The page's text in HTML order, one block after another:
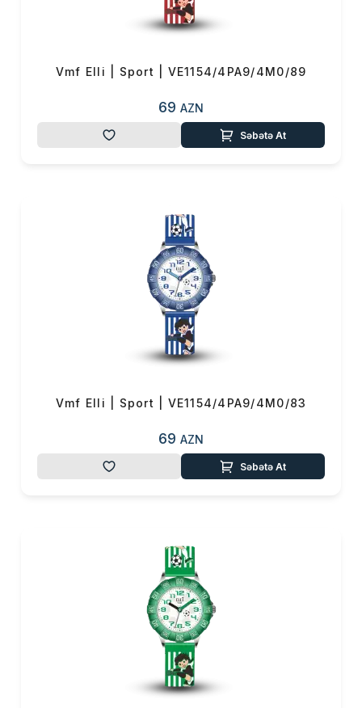
Vmf Elli | Sport | VE1154/4PA9/4M0/89
69 AZN
Səbətə At
Vmf Elli | Sport | VE1154/4PA9/4M0/83
69 AZN
Səbətə At
Çatdırılma
Yekun məbləğ
Alış-verişə davam et
OK